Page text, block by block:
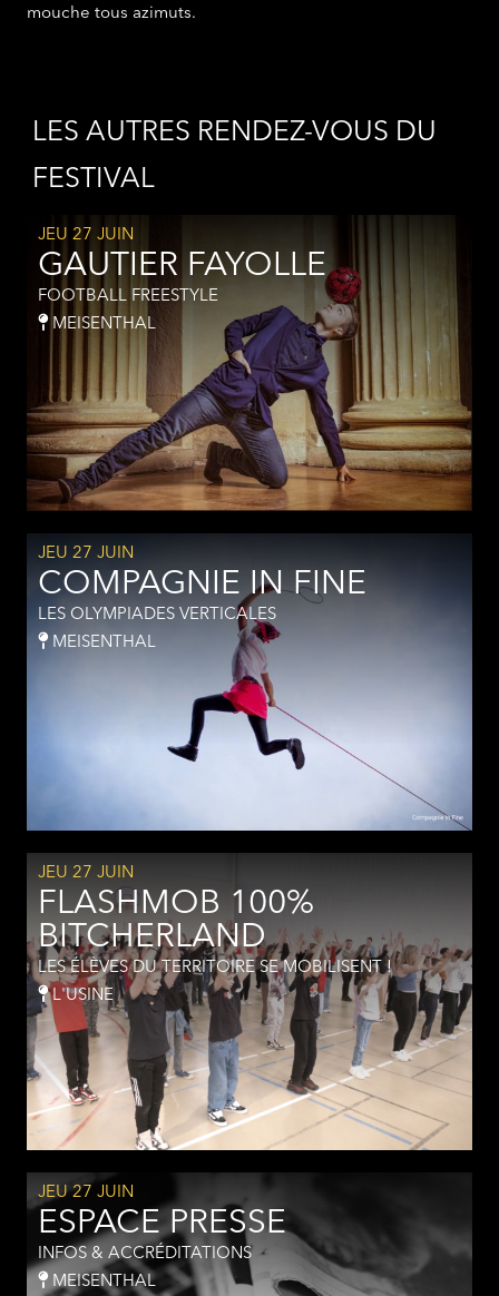
mouche tous azimuts.
LES AUTRES RENDEZ-VOUS DU
FESTIVAL
JEU 27 JUIN
GAUTIER FAYOLLE
FOOTBALL FREESTYLE
MEISENTHAL
JEU 27 JUIN
COMPAGNIE IN FINE
LES OLYMPIADES VERTICALES
MEISENTHAL
JEU 27 JUIN
FLASHMOB 100%
BITCHERLAND
LES ÉLÈVES DU TERRITOIRE SE MOBILISENT !
L'USINE
JEU 27 JUIN
ESPACE PRESSE
INFOS & ACCRÉDITATIONS
MEISENTHAL